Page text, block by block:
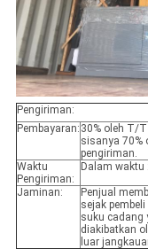
Pengiriman:
Pembayaran: 30% oleh T/
sisanya 70%
pengiriman.
Waktu
Pengiriman:
Dalam waktu
Jaminan:
Penjual
sejak
suku cadang
diakibatkan
luar